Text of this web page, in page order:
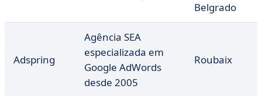
Belgrado
Adspring
Agência SEA
especializada em
Google AdWords
desde 2005
Roubaix